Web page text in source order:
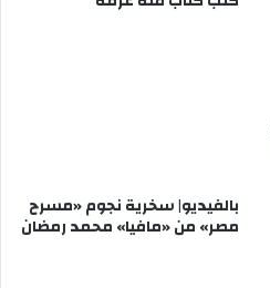
بالفيديو| سخرية نجوم «مسرح
مصر» من «مافيا» محمد رمضان